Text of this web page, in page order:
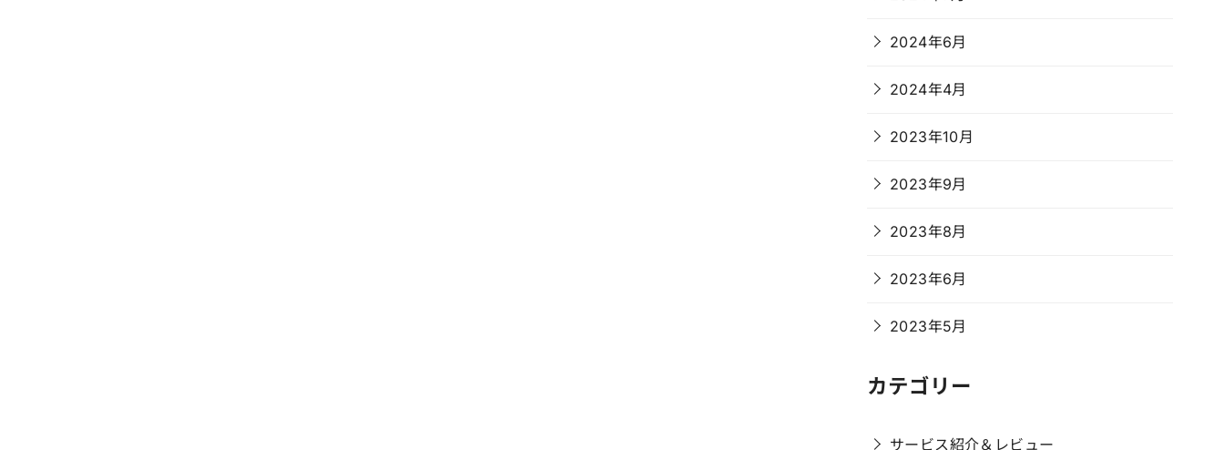
2024年6月
2024年4月
2023年10月
2023年9月
2023年8月
2023年6月
2023年5月
カテゴリー
サービス紹介＆レビュー